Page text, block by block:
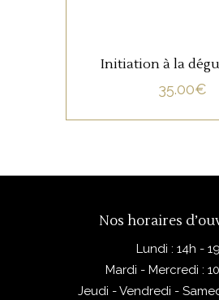
Initiation à la
35.00€
Nos horaires
Lundi : 14h -
Mardi - Mercredi :
Jeudi - Vendredi -